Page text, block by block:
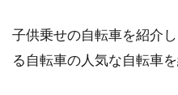
子供乗せの自転車を紹介
る自転車の人気な自転車を